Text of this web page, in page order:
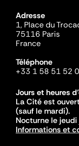
Adresse
1, Place du
75116 Paris
France
Téléphone
+33 1 58 51 52
Jours et heures
La Cité est
(sauf le mardi).
Nocturne le
Informations et